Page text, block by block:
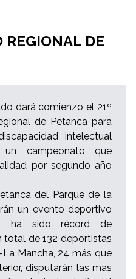
REGIONAL DE
dará comienzo el 21º
de Petanca para
intelectual
campeonato que
por segundo año
del Parque de la
un evento deportivo
ha sido récord de
total de 132 deportistas
Mancha, 24 más que
disputarán las mas